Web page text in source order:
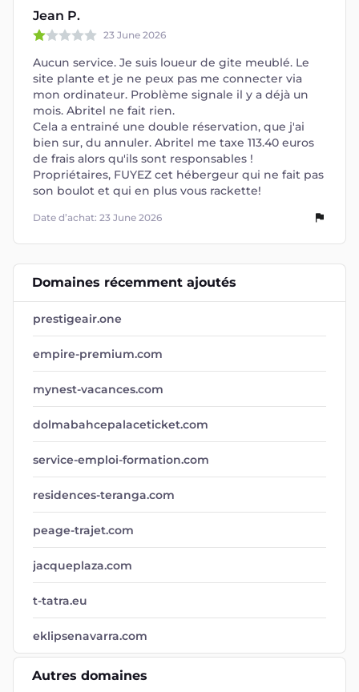
Jean P.
23 June 2026
Aucun service. Je suis loueur de gite meublé. Le
site plante et je ne peux pas me connecter via
mon ordinateur. Problème signale il y a déjà un
mois. Abritel ne fait rien.
Cela a entrainé une double réservation, que j'ai
bien sur, du annuler. Abritel me taxe 113.40 euros
de frais alors qu'ils sont responsables !
Propriétaires, FUYEZ cet hébergeur qui ne fait pas
son boulot et qui en plus vous rackette!
Date d’achat: 23 June 2026
Domaines récemment ajoutés
prestigeair.one
empire-premium.com
mynest-vacances.com
dolmabahcepalaceticket.com
service-emploi-formation.com
residences-teranga.com
peage-trajet.com
jacqueplaza.com
t-tatra.eu
eklipsenavarra.com
Autres domaines